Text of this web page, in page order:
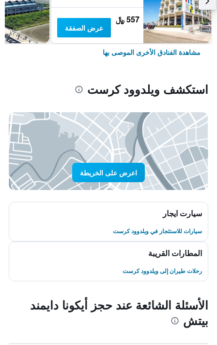
557 ﷼
عرض الصفقة
مشاهدة الفنادق الأخرى الموصى بها
استكشف ويلدوود كرست
اعرض على الخريطة
سيارت ايجار
سيارات للاستئجار في ويلدوود كرست
المطارات القريبة
رحلات طيران إلى ويلدوود كرست
الأسئلة الشائعة عند حجز أيكونا دايمند
بيتش